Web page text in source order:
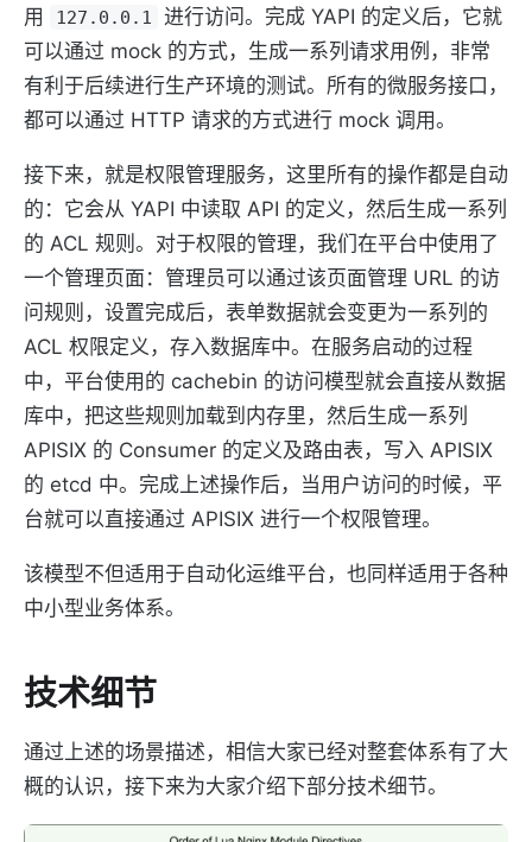
用
127.0.0.1
进行访问。完成 YAPI 的定义后，它就
可以通过 mock 的方式，生成一系列请求用例，非常
有利于后续进行生产环境的测试。所有的微服务接口，
都可以通过 HTTP 请求的方式进行 mock 调用。
接下来，就是权限管理服务，这里所有的操作都是自动
的：它会从 YAPI 中读取 API 的定义，然后生成一系列
的 ACL 规则。对于权限的管理，我们在平台中使用了
一个管理页面：管理员可以通过该页面管理 URL 的访
问规则，设置完成后，表单数据就会变更为一系列的
ACL 权限定义，存入数据库中。在服务启动的过程
中，平台使用的 cachebin 的访问模型就会直接从数据
库中，把这些规则加载到内存里，然后生成一系列
APISIX 的 Consumer 的定义及路由表，写入 APISIX
的 etcd 中。完成上述操作后，当用户访问的时候，平
台就可以直接通过 APISIX 进行一个权限管理。
该模型不但适用于自动化运维平台，也同样适用于各种
中小型业务体系。
技术细节
通过上述的场景描述，相信大家已经对整套体系有了大
概的认识，接下来为大家介绍下部分技术细节。